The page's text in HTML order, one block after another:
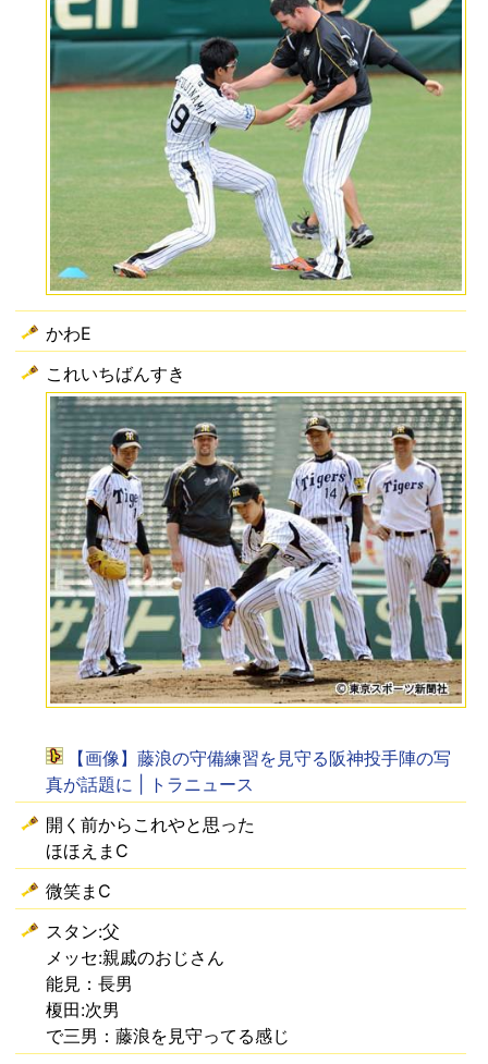
かわE
これいちばんすき
【画像】藤浪の守備練習を見守る阪神投手陣の写
真が話題に | トラニュース
開く前からこれやと思った
ほほえまC
微笑まC
スタン:父
メッセ:親戚のおじさん
能見：長男
榎田:次男
で三男：藤浪を見守ってる感じ